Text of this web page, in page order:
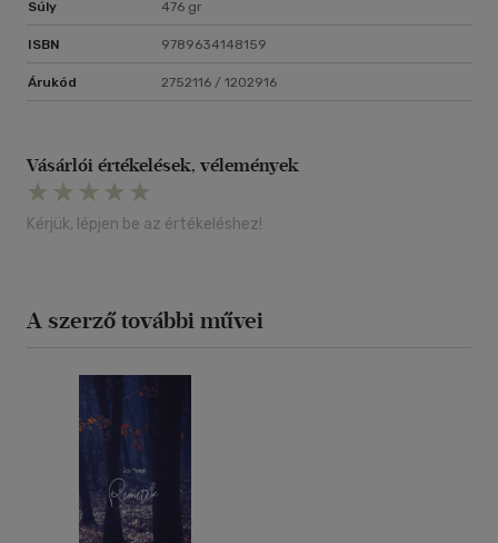
Művészeti Akadémia rendes tagja.
Súly 476 gr
ISBN 9789634148159
Árukód 2752116 / 1202916
Vásárlói értékelések, vélemények
Kérjük, lépjen be az értékeléshez!
A szerző további művei